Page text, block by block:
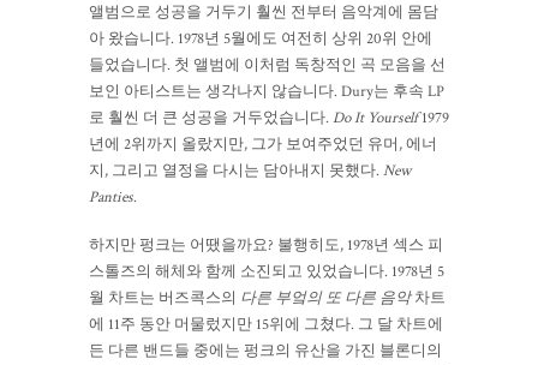
앨범으로 성공을 거두기 훨씬 전부터 음악계에 몸담
아 왔습니다. 1978년 5월에도 여전히 상위 20위 안에
들었습니다. 첫 앨범에 이처럼 독창적인 곡 모음을 선
보인 아티스트는 생각나지 않습니다. Dury는 후속 LP
로 훨씬 더 큰 성공을 거두었습니다. Do It Yourself1979
년에 2위까지 올랐지만, 그가 보여주었던 유머, 에너
지, 그리고 열정을 다시는 담아내지 못했다. New
Panties.
하지만 펑크는 어땠을까요? 불행히도, 1978년 섹스 피
스톨즈의 해체와 함께 소진되고 있었습니다. 1978년 5
월 차트는 버즈콕스의 다른 부엌의 또 다른 음악차트
에 11주 동안 머물렀지만 15위에 그쳤다. 그 달 차트에
든 다른 밴드들 중에는 펑크의 유산을 가진 블론디의